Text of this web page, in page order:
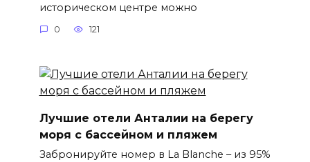
историческом центре можно
0 121
Лучшие отели Анталии на берегу
моря с бассейном и пляжем
Забронируйте номер в La Blanche – из 95%